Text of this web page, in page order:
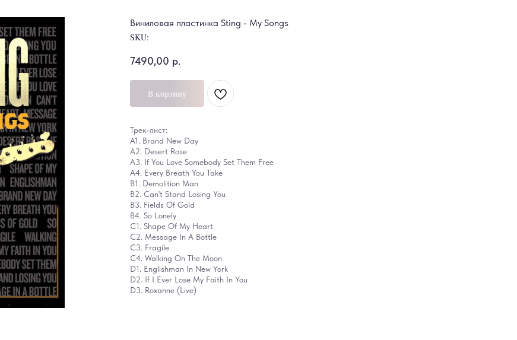
Виниловая пластинка Sting - My Songs
SKU:
7490,00 р.
В корзину
Трек-лист:
A1. Brand New Day
A2. Desert Rose
A3. If You Love Somebody Set Them Free
A4. Every Breath You Take
B1. Demolition Man
B2. Can't Stand Losing You
B3. Fields Of Gold
B4. So Lonely
C1. Shape Of My Heart
C2. Message In A Bottle
C3. Fragile
C4. Walking On The Moon
D1. Englishman In New York
D2. If I Ever Lose My Faith In You
D3. Roxanne (Live)